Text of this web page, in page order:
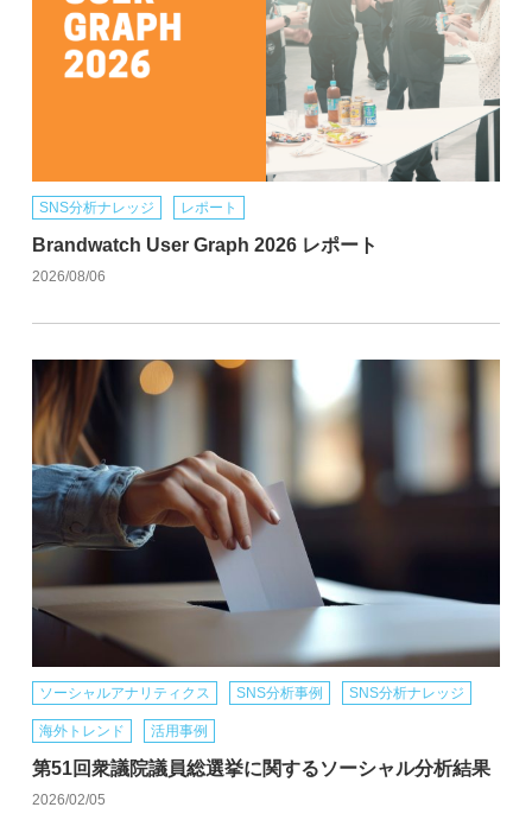
SNS分析ナレッジ レポート
Brandwatch User Graph 2026 レポート
2026/08/06
ソーシャルアナリティクス SNS分析事例 SNS分析ナレッジ
海外トレンド 活用事例
第51回衆議院議員総選挙に関するソーシャル分析結果
2026/02/05